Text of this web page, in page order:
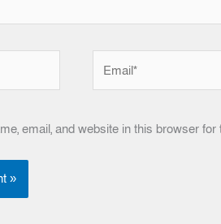
email, and website in this browser